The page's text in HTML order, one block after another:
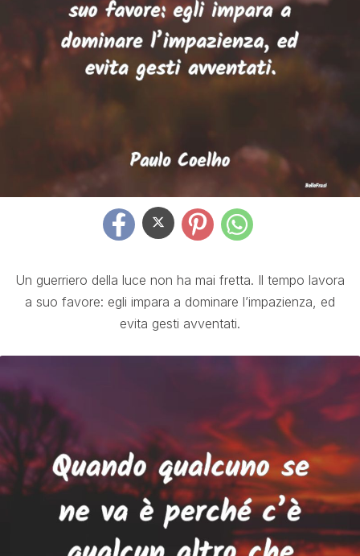
Un guerriero della luce non ha mai fretta. Il tempo lavora
a suo favore: egli impara a dominare l’impazienza, ed
evita gesti avventati.